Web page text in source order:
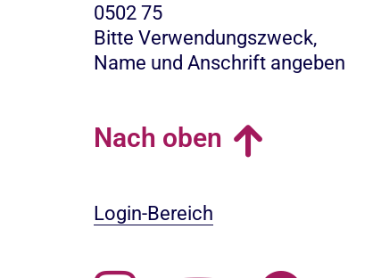
0502 75
Bitte Verwendungszweck,
Name und Anschrift angeben
Nach oben
Login-Bereich